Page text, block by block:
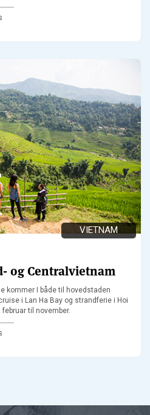
VIETNAM
og Centralvietnam
kommer I både til hovedstaden
i Lan Ha Bay og strandferie i Hoi
til november.